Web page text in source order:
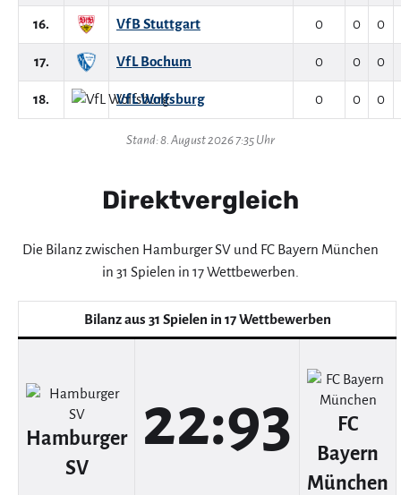
16. VfB Stuttgart 0 0 0
17. VfL Bochum 0 0 0
18. VfL Wolfsburg 0 0 0
Stand: 8. August 2026 7:35 Uhr
Direktvergleich
Die Bilanz zwischen Hamburger SV und FC Bayern München
in 31 Spielen in 17 Wettbewerben.
Bilanz aus 31 Spielen in 17 Wettbewerben
Hamburger
SV
22:93
FC
Bayern
München